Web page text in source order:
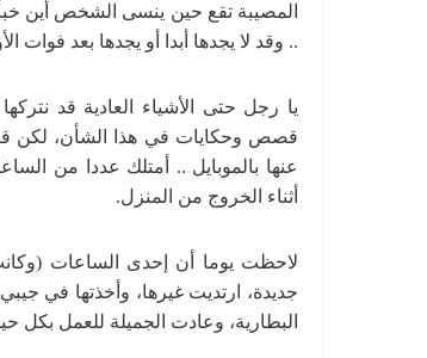
المصيبة تقع حين ينسى الشخص أين خبأ
.. وقد لا يجدها أبدا أو يجدها بعد فوات
يا رجل حتى الأشياء العادية قد
قصص وحكايات في هذا الشأن، لكن
عنها بالموبايل .. أمتلك عددا من
أثناء الخروج من المنزل.
لاحظت يوما أن إحدى الساعات
جديدة، ارتديت غيرها، وأخذتها في
البطارية، وعادت الجميلة للعمل بكل